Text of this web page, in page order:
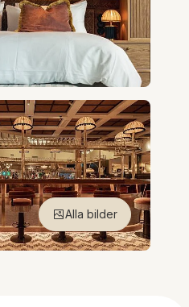
Alla bilder